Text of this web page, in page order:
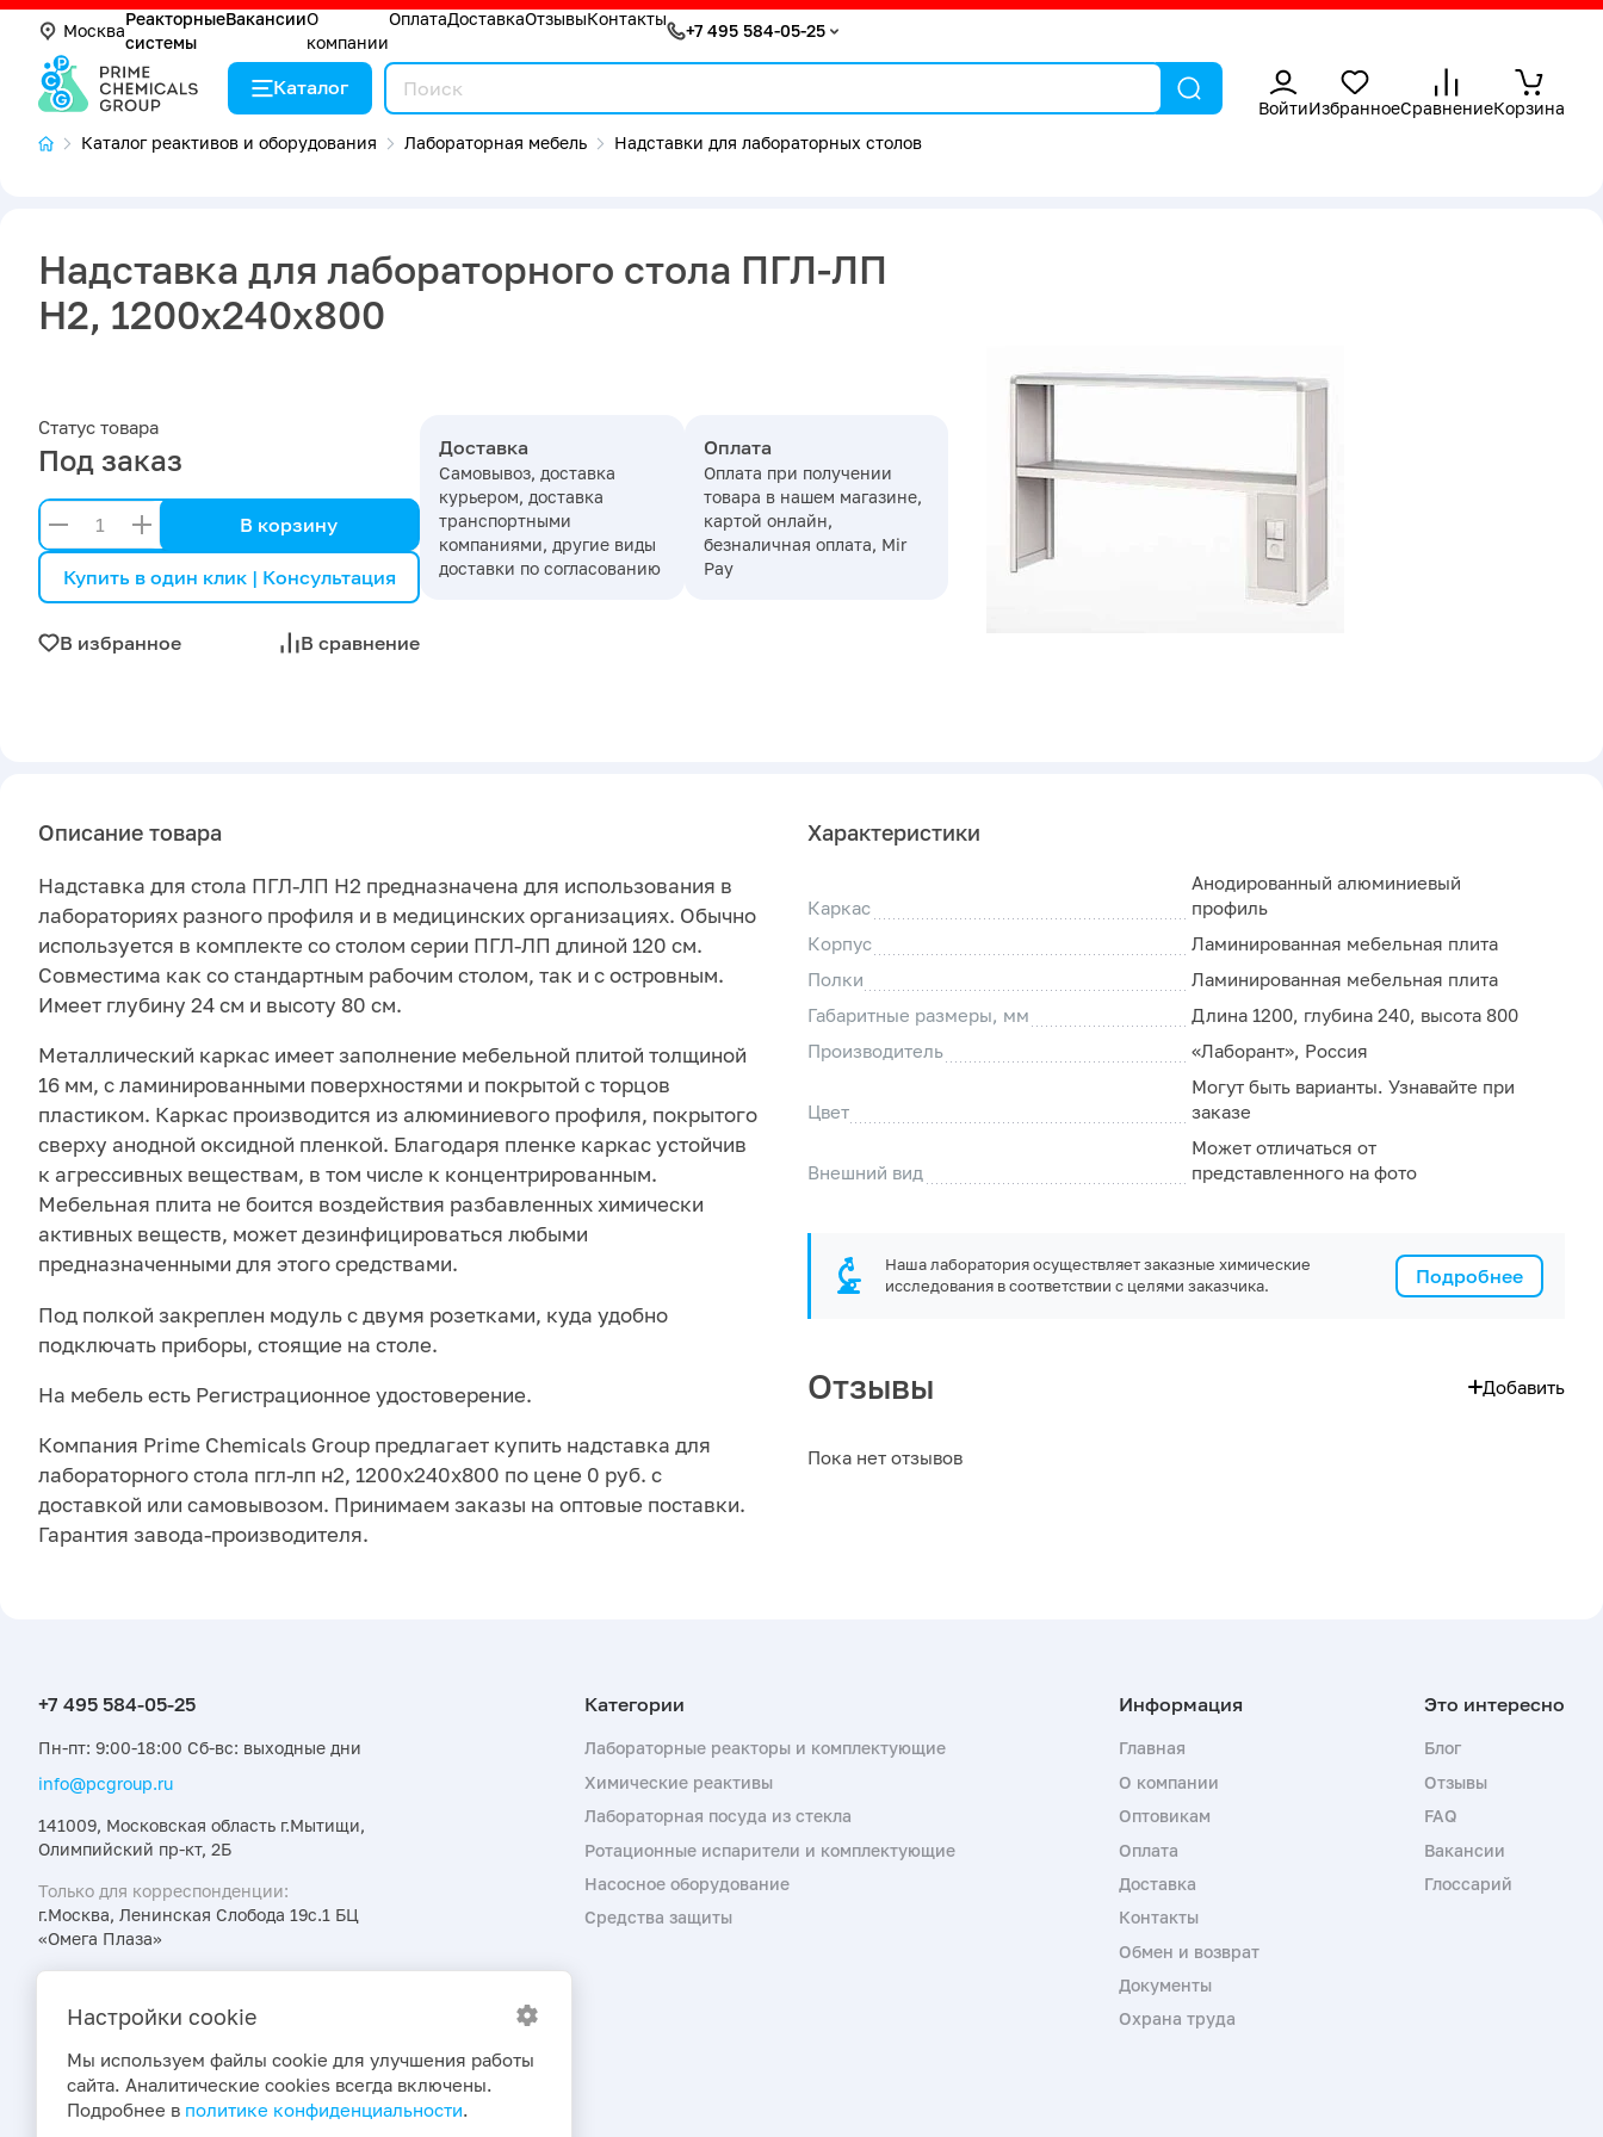
Москва
Реакторные
системы
ВакансииО
компании
ОплатаДоставкаОтзывыКонтакты
+7 495 584-05-25
Каталог
ВойтиИзбранноеСравнениеКорзина
Каталог реактивов и оборудования
Лабораторная мебель Надставки для лабораторных столов
Надставка для лабораторного стола ПГЛ-ЛП
Н2, 1200х240х800
Статус товара
Под заказ
В корзину
Купить в один клик | Консультация
В избранное В сравнение
Доставка
Самовывоз, доставка
курьером, доставка
транспортными
компаниями, другие виды
доставки по согласованию
Оплата
Оплата при получении
товара в нашем магазине,
картой онлайн,
безналичная оплата, Mir
Pay
Описание товара
Надставка для стола ПГЛ-ЛП Н2 предназначена для использования в
лабораториях разного профиля и в медицинских организациях. Обычно
используется в комплекте со столом серии ПГЛ-ЛП длиной 120 см.
Совместима как со стандартным рабочим столом, так и с островным.
Имеет глубину 24 см и высоту 80 см.
Металлический каркас имеет заполнение мебельной плитой толщиной
16 мм, с ламинированными поверхностями и покрытой с торцов
пластиком. Каркас производится из алюминиевого профиля, покрытого
сверху анодной оксидной пленкой. Благодаря пленке каркас устойчив
к агрессивных веществам, в том числе к концентрированным.
Мебельная плита не боится воздействия разбавленных химически
активных веществ, может дезинфицироваться любыми
предназначенными для этого средствами.
Под полкой закреплен модуль с двумя розетками, куда удобно
подключать приборы, стоящие на столе.
На мебель есть Регистрационное удостоверение.
Компания Prime Chemicals Group предлагает купить надставка для
лабораторного стола пгл-лп н2, 1200х240х800 по цене 0 руб. с
доставкой или самовывозом. Принимаем заказы на оптовые поставки.
Гарантия завода-производителя.
Характеристики
Каркас
Анодированный алюминиевый
профиль
Корпус
Ламинированная мебельная плита
Полки
Ламинированная мебельная плита
Габаритные размеры, мм
Длина 1200, глубина 240, высота 800
Производитель
«Лаборант», Россия
Цвет
Могут быть варианты. Узнавайте при
заказе
Внешний вид
Может отличаться от
представленного на фото
Подробнее
Наша лаборатория осуществляет заказные химические
исследования в соответствии с целями заказчика.
Отзывы Добавить
Пока нет отзывов
Пн-пт: 9:00-18:00 Сб-вс: выходные дни
info@pcgroup.ru
141009, Московская область г.Мытищи,
Олимпийский пр-кт, 2Б
Только для корреспонденции:
г.Москва, Ленинская Слобода 19с.1 БЦ
«Омега Плаза»
акциях и новостях первыми
Лабораторные реакторы и комплектующие
Химические реактивы
Лабораторная посуда из стекла
Ротационные испарители и комплектующие
Насосное оборудование
Средства защиты
Главная
О компании
Оптовикам
Оплата
Доставка
Контакты
Обмен и возврат
Документы
Охрана труда
Блог
Отзывы
FAQ
Вакансии
Глоссарий
Настройки cookie
Мы используем файлы cookie для улучшения работы
сайта. Аналитические cookies всегда включены.
Подробнее в политике конфиденциальности.